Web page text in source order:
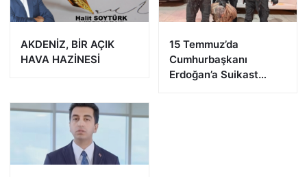
AKDENİZ, BİR AÇIK
HAVA HAZİNESİ
15 Temmuz’da
Cumhurbaşkanı
Erdoğan’a Suikast